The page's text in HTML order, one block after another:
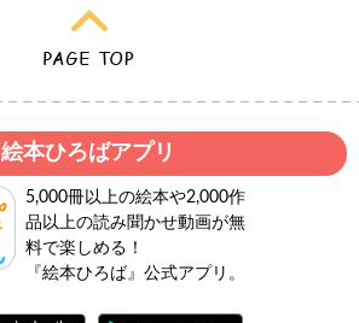
絵本ひろばアプリ
5,000冊以上の絵本や2,000作
品以上の読み聞かせ動画が無
料で楽しめる！
『絵本ひろば』公式アプリ。